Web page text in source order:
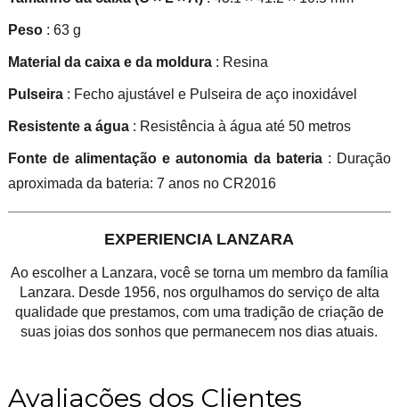
Peso: 63 g
Material da caixa e da moldura: Resina
Pulseira: Fecho ajustável e Pulseira de aço inoxidável
Resistente a água: Resistência à água até 50 metros
Fonte de alimentação e autonomia da bateria: Duração
aproximada da bateria: 7 anos no CR2016
EXPERIENCIA LANZARA
Ao escolher a Lanzara, você se torna um membro da família
Lanzara. Desde 1956, nos orgulhamos do serviço de alta
qualidade que prestamos, com uma tradição de criação de
suas joias dos sonhos que permanecem nos dias atuais.
Avaliações dos Clientes